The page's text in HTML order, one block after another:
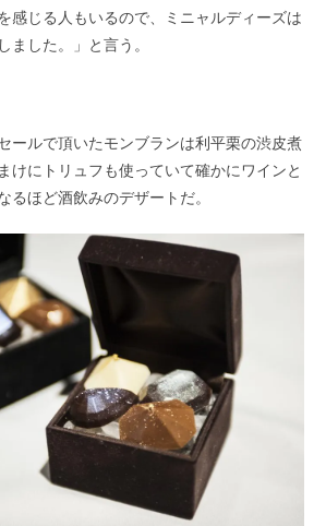
感じる人もいるので、ミニャルディーズは
ました。」と言う。
ールで頂いたモンブランは利平栗の渋皮煮
けにトリュフも使っていて確かにワインと
るほど酒飲みのデザートだ。